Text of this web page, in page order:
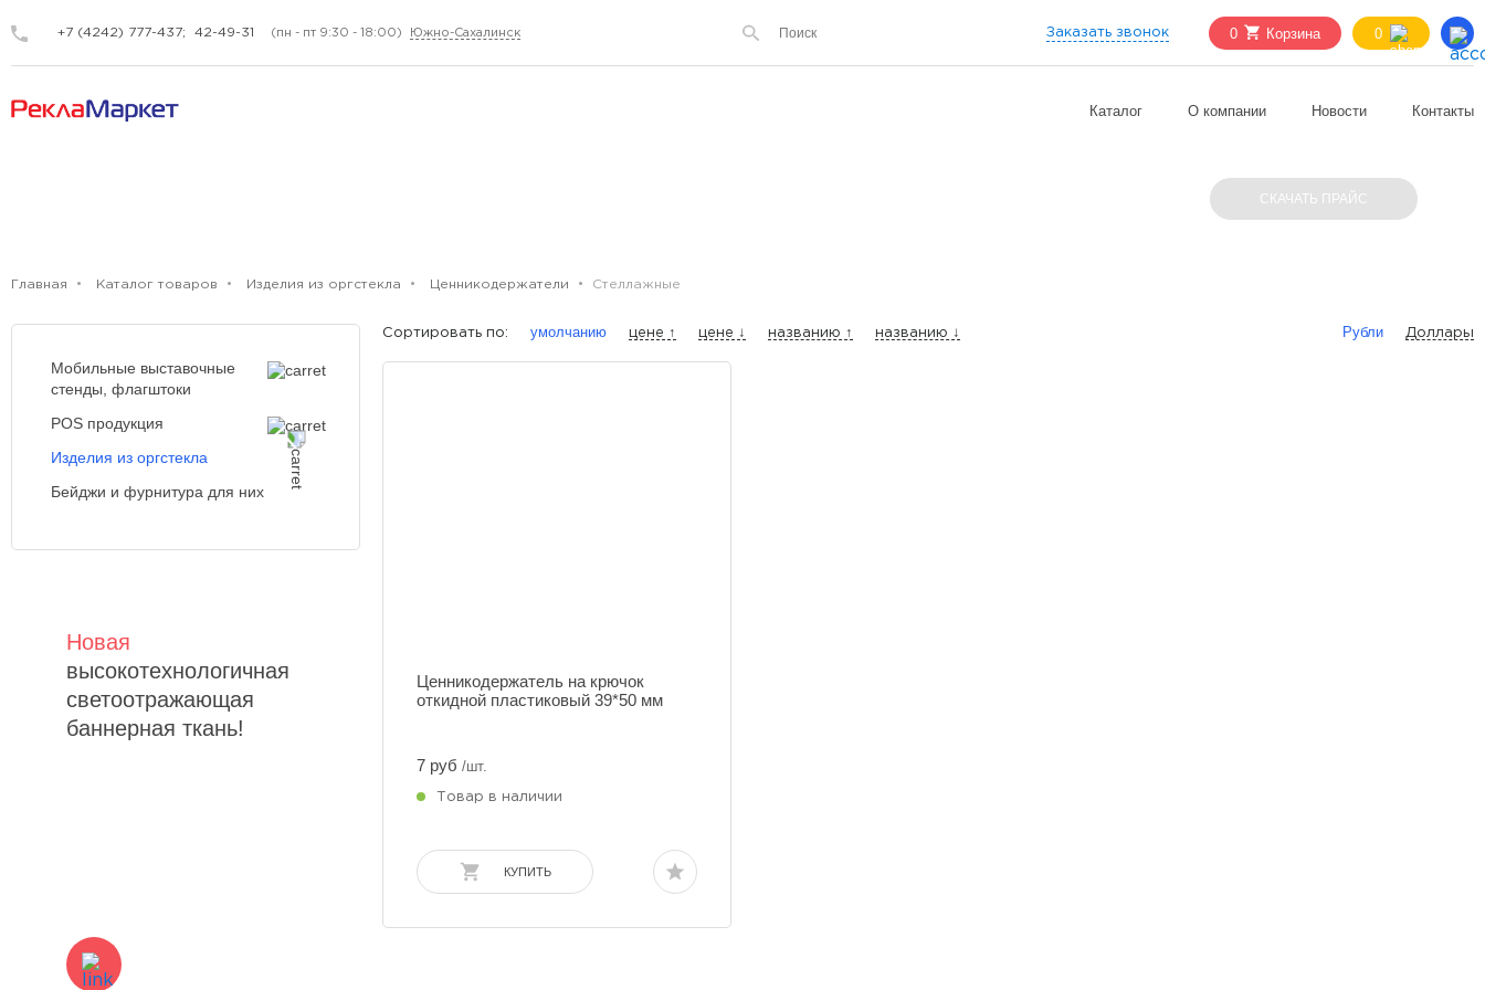
+7 (4242) 777-437; 42-49-31 (пн - пт 9:30 - 18:00) Южно-Сахалинск Заказать звонок 0 Корзина 0
Каталог О компании Новости Контакты
СКАЧАТЬ ПРАЙС
Главная Каталог товаров Изделия из оргстекла Ценникодержатели Стеллажные
Мобильные выставочные
стенды, флагштоки
POS продукция
Изделия из оргстекла
Бейджи и фурнитура для них
Новая
высокотехнологичная
светоотражающая
баннерная ткань!
Сортировать по: умолчанию цене ↑ цене ↓ названию ↑ названию ↓ Рубли Доллары
Ценникодержатель на крючок
откидной пластиковый 39*50 мм
7 руб /шт.
Товар в наличии
КУПИТЬ